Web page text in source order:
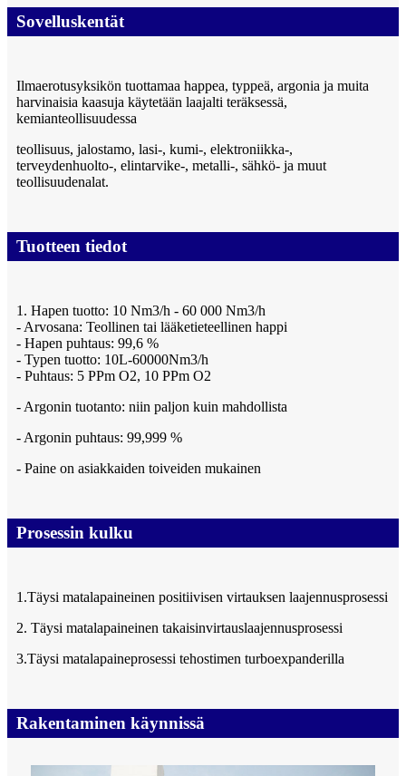
Sovelluskentät
Ilmaerotusyksikön tuottamaa happea, typpeä, argonia ja muita
harvinaisia ​​kaasuja käytetään laajalti teräksessä,
kemianteollisuudessa
teollisuus, jalostamo, lasi-, kumi-, elektroniikka-,
terveydenhuolto-, elintarvike-, metalli-, sähkö- ja muut
teollisuudenalat.
Tuotteen tiedot
1. Hapen tuotto: 10 Nm3/h - 60 000 Nm3/h
- Arvosana: Teollinen tai lääketieteellinen happi
- Hapen puhtaus: 99,6 %
- Typen tuotto: 10L-60000Nm3/h
- Puhtaus: 5 PPm O2, 10 PPm O2
- Argonin tuotanto: niin paljon kuin mahdollista
- Argonin puhtaus: 99,999 %
- Paine on asiakkaiden toiveiden mukainen
Prosessin kulku
1.Täysi matalapaineinen positiivisen virtauksen laajennusprosessi
2. Täysi matalapaineinen takaisinvirtauslaajennusprosessi
3.Täysi matalapaineprosessi tehostimen turboexpanderilla
Rakentaminen käynnissä